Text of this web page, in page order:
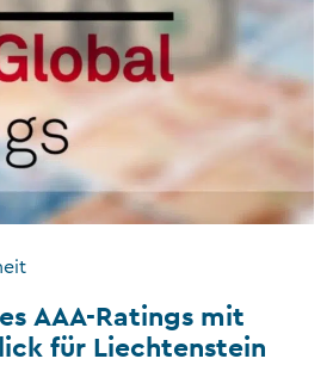
AAA-Ratings mit
für Liechtenstein